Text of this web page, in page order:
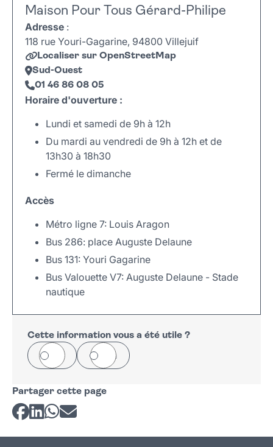
Maison Pour Tous Gérard-Philipe
Adresse :
118 rue Youri-Gagarine, 94800 Villejuif
Localiser sur OpenStreetMap
Sud-Ouest
01 46 86 08 05
Horaire d'ouverture :
Lundi et samedi de 9h à 12h
Du mardi au vendredi de 9h à 12h et de
13h30 à 18h30
Fermé le dimanche
Accès
Métro ligne 7: Louis Aragon
Bus 286: place Auguste Delaune
Bus 131: Youri Gagarine
Bus Valouette V7: Auguste Delaune - Stade
nautique
+
−
Cette information vous a été utile ?
Oui Non
Partager cette page
Partager sur Facebook
Partager sur LinkedIn
Partager sur Whatsapp
Partager par courriel